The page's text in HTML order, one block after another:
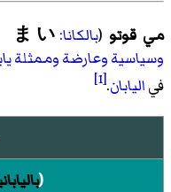
مي قوتو (بالكانا: い
وسياسيةوعارضةوممثلة
فياليابان.
[1]
(